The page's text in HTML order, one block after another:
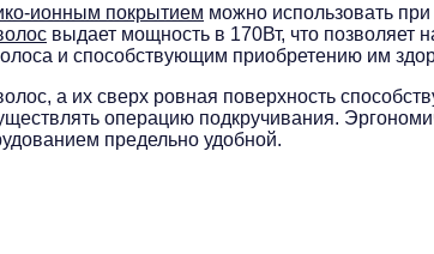
ионным покрытием можно использовать
выдает мощность в 170Вт, что позволяет
и способствующим приобретению им
а их сверх ровная поверхность
операцию подкручивания.
предельно удобной.